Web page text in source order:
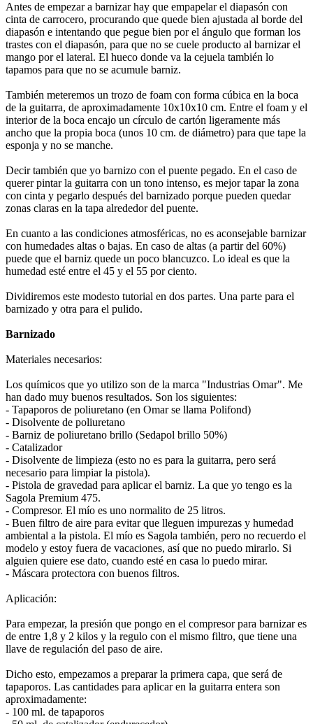
Antes de empezar a barnizar hay que empapelar el diapasón con
cinta de carrocero, procurando que quede bien ajustada al borde del
diapasón e intentando que pegue bien por el ángulo que forman los
trastes con el diapasón, para que no se cuele producto al barnizar el
mango por el lateral. El hueco donde va la cejuela también lo
tapamos para que no se acumule barniz.
También meteremos un trozo de foam con forma cúbica en la boca
de la guitarra, de aproximadamente 10x10x10 cm. Entre el foam y el
interior de la boca encajo un círculo de cartón ligeramente más
ancho que la propia boca (unos 10 cm. de diámetro) para que tape la
esponja y no se manche.
Decir también que yo barnizo con el puente pegado. En el caso de
querer pintar la guitarra con un tono intenso, es mejor tapar la zona
con cinta y pegarlo después del barnizado porque pueden quedar
zonas claras en la tapa alrededor del puente.
En cuanto a las condiciones atmosféricas, no es aconsejable barnizar
con humedades altas o bajas. En caso de altas (a partir del 60%)
puede que el barniz quede un poco blancuzco. Lo ideal es que la
humedad esté entre el 45 y el 55 por ciento.
Dividiremos este modesto tutorial en dos partes. Una parte para el
barnizado y otra para el pulido.
Barnizado
Materiales necesarios:
Los químicos que yo utilizo son de la marca "Industrias Omar". Me
han dado muy buenos resultados. Son los siguientes:
- Tapaporos de poliuretano (en Omar se llama Polifond)
- Disolvente de poliuretano
- Barniz de poliuretano brillo (Sedapol brillo 50%)
- Catalizador
- Disolvente de limpieza (esto no es para la guitarra, pero será
necesario para limpiar la pistola).
- Pistola de gravedad para aplicar el barniz. La que yo tengo es la
Sagola Premium 475.
- Compresor. El mío es uno normalito de 25 litros.
- Buen filtro de aire para evitar que lleguen impurezas y humedad
ambiental a la pistola. El mío es Sagola también, pero no recuerdo el
modelo y estoy fuera de vacaciones, así que no puedo mirarlo. Si
alguien quiere ese dato, cuando esté en casa lo puedo mirar.
- Máscara protectora con buenos filtros.
Aplicación:
Para empezar, la presión que pongo en el compresor para barnizar es
de entre 1,8 y 2 kilos y la regulo con el mismo filtro, que tiene una
llave de regulación del paso de aire.
Dicho esto, empezamos a preparar la primera capa, que será de
tapaporos. Las cantidades para aplicar en la guitarra entera son
aproximadamente:
- 100 ml. de tapaporos